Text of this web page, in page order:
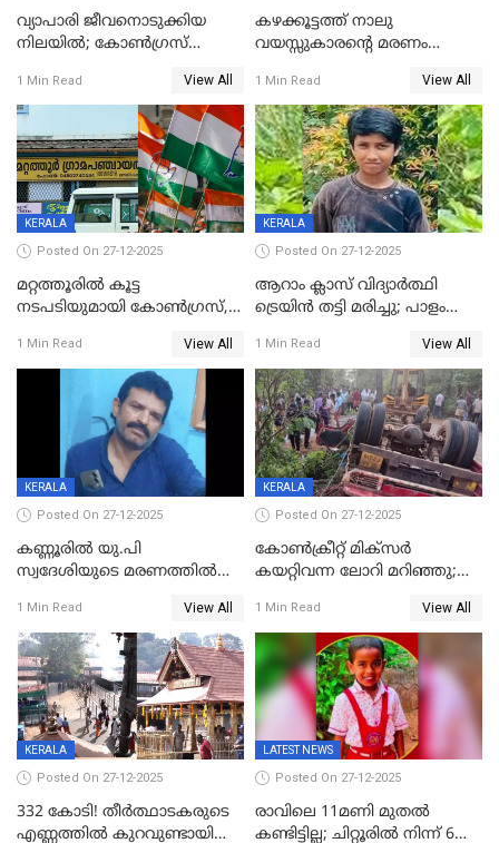
വ്യാപാരി ജീവനൊടുക്കിയ
നിലയില്‍; കോണ്‍ഗ്രസ്
മാനസികപീഡനമെന്ന് കുറിപ്പ്
1 Min Read View All
കഴക്കൂട്ടത്ത് നാലു
വയസ്സുകാരന്റെ മരണം
സുഹൃത്തും പൊലീസ്
കസ്റ്റഡിയിൽ
1 Min Read View All
KERALA
Posted On 27-12-2025
മറ്റത്തൂരിൽ കൂട്ട
നടപടിയുമായി കോണ്‍ഗ്രസ്,
എട്ട് പേര്‍ ഉള്‍പ്പെടെ
പത്തുപേരെ പുറത്താക്കി,
ചൊവ്വന്നൂരിലും നടപടി
1 Min Read View All
KERALA
Posted On 27-12-2025
ആറാം ക്ലാസ് വിദ്യാർത്ഥി
ട്രെയിൻ തട്ടി മരിച്ചു; പാളം
അപകടം മലപ്പുറത്ത്
1 Min Read View All
KERALA
Posted On 27-12-2025
കണ്ണൂരിൽ യു.പി
സ്വദേശിയുടെ മരണത്തിൽ
കേസ്; തർക്കമുണ്ടായത്
ഫേഷ്യലിന് 300 രൂപ
ആവശ്യപ്പെട്ടതിനെച്ചൊല്ലി
1 Min Read View All
KERALA
Posted On 27-12-2025
കോണ്‍ക്രീറ്റ് മിക്‌സര്‍
കയറ്റിവന്ന ലോറി മറിഞ്ഞു;
അപകടം കണ്ണൂരിൽ
1 Min Read View All
KERALA
Posted On 27-12-2025
332 കോടി! തീർത്ഥാടകരുടെ
എണ്ണത്തിൽ കുറവുണ്ടായിട്ടും
LATEST NEWS
Posted On 27-12-2025
രാവിലെ 11മണി മുതൽ
കണ്ടിട്ടില്ല; ചിറ്റൂരിൽ നിന്ന് 6